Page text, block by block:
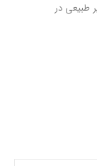
طبیعی در